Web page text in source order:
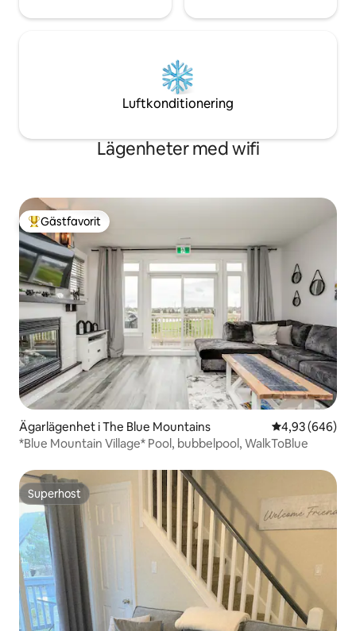
Luftkonditionering
Lägenheter med wifi
Populär gästfavorit
Gästfavorit
Ägarlägenhet i The Blue Mountains 4,93 av 5 i
4,93 (646)
*Blue Mountain Village* Pool, bubbelpool, WalkToBlue
Superhost
Superhost